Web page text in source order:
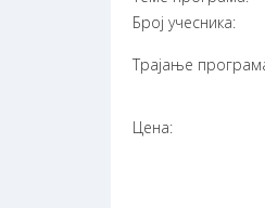
Број учесника:
Трајање
Цена: